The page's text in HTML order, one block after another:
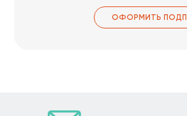
ОФОРМИТЬ